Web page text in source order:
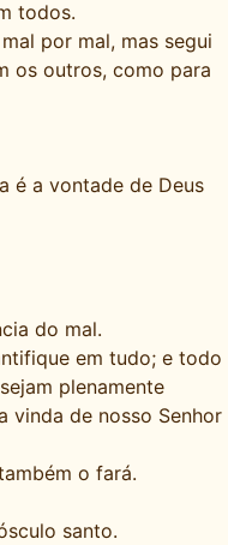
todos.
por mal, mas segui
os outros, como para
é a vontade de Deus
do mal.
em tudo; e todo
plenamente
vinda de nosso Senhor
o fará.
santo.